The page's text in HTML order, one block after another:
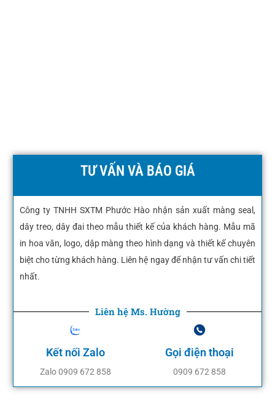
TƯ VẤN VÀ BÁO GIÁ
Công ty TNHH SXTM Phước Hào nhận sản xuất màng seal,
dây treo, dây đai theo mẫu thiết kế của khách hàng. Mẫu mã
in hoa văn, logo, dập màng theo hình dạng và thiết kế chuyên
biệt cho từng khách hàng. Liên hệ ngay để nhận tư vấn chi tiết
nhất.
Liên hệ Ms. Hường
Kết nối Zalo
Zalo 0909 672 858
Gọi điện thoại
0909 672 858